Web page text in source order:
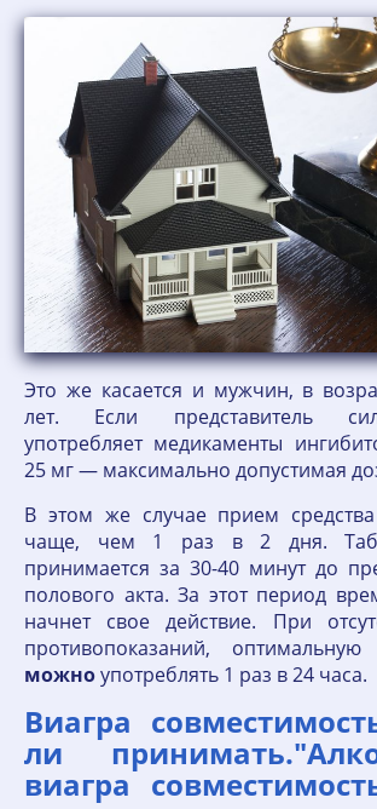
Это же касается и мужчин, в
лет. Если представитель
употребляет медикаменты
25 мг — максимально допустимая
В этом же случае прием
чаще, чем 1 раз в 2 дня.
принимается за 30-40 минут до
полового акта. За этот период
начнет свое действие. При
противопоказаний,
можноупотреблять 1 раз в 24 часа.
Виагра
ли
виагра